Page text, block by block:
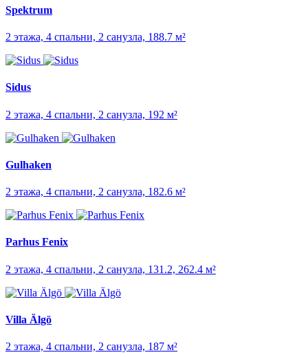
Spektrum
2 этажа, 4 спальни, 2 санузла, 188.7 м²
Sidus
2 этажа, 4 спальни, 2 санузла, 192 м²
Gulhaken
2 этажа, 4 спальни, 2 санузла, 182.6 м²
Parhus Fenix
2 этажа, 4 спальни, 2 санузла, 131.2, 262.4 м²
Villa Älgö
2 этажа, 4 спальни, 2 санузла, 187 м²